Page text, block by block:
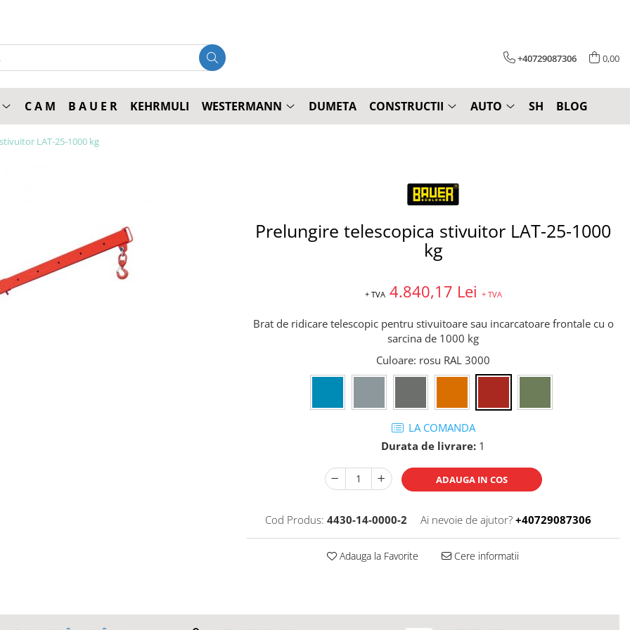
+40729087306 0,00
C A M B A U E R KEHRMULI WESTERMANN DUMETA CONSTRUCTII AUTO SH BLOG
LAT-25-1000 kg
Prelungire telescopica stivuitor LAT-25-1000
kg
+ TVA 4.840,17 Lei + TVA
Brat de ridicare telescopic pentru stivuitoare sau incarcatoare frontale cu o
sarcina de 1000 kg
Culoare: rosu RAL 3000
LA COMANDA
Durata de livrare: 1
ADAUGA IN COS
Cod Produs: 4430-14-0000-2 Ai nevoie de ajutor? +40729087306
Adauga la Favorite Cere informatii